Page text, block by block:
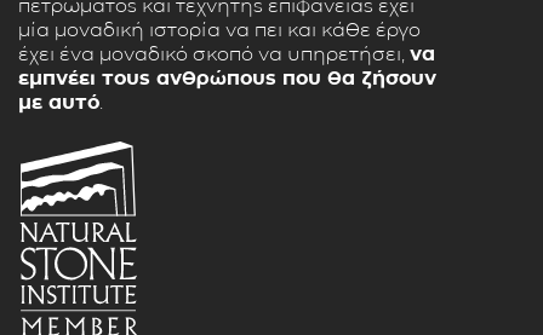
πετρώματος και τεχνητής επιφάνειας έχει
μία μοναδική ιστορία να πει και κάθε έργο
έχει ένα μοναδικό σκοπό να υπηρετήσει, να
εμπνέει τους ανθρώπους που θα ζήσουν
με αυτό